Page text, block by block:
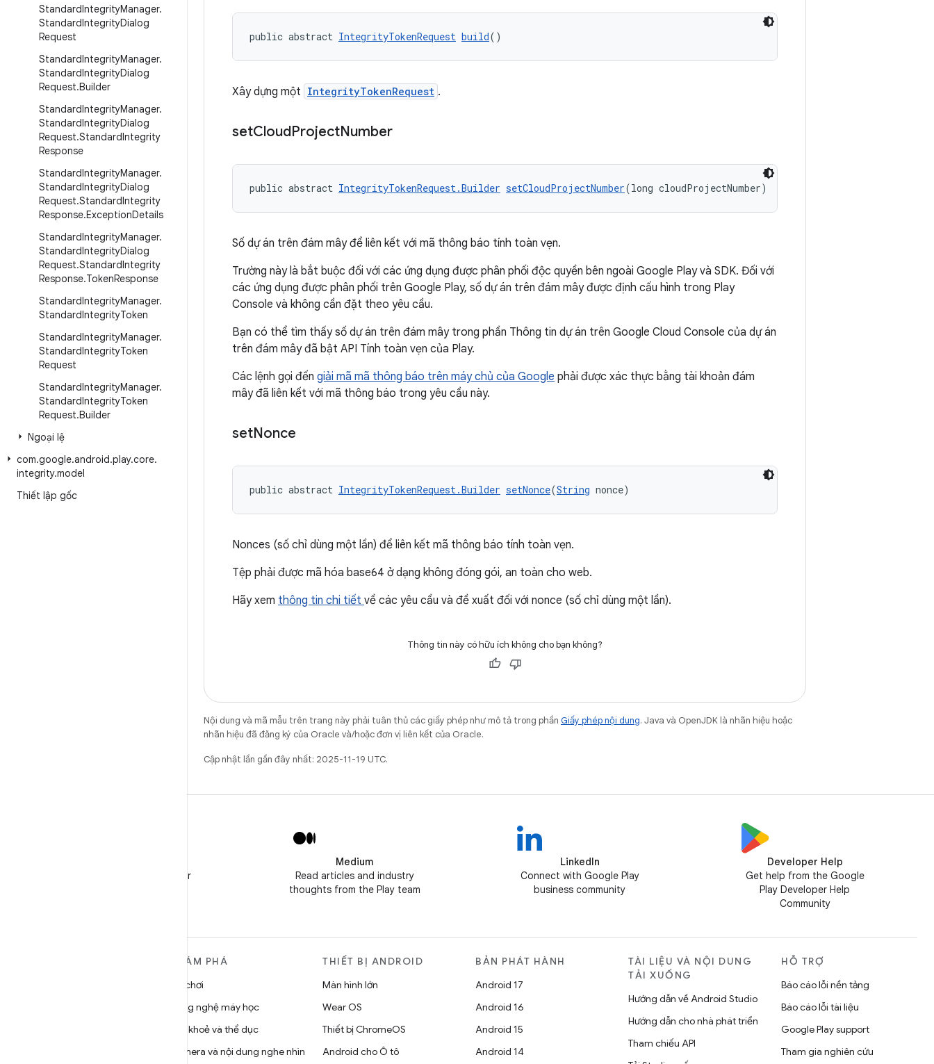
StandardIntegrityManager.
StandardIntegrityDialog
Request
StandardIntegrityManager.
StandardIntegrityDialog
Request.Builder
StandardIntegrityManager.
StandardIntegrityDialog
Request.StandardIntegrity
Response
StandardIntegrityManager.
StandardIntegrityDialog
Request.StandardIntegrity
Response.ExceptionDetails
StandardIntegrityManager.
StandardIntegrityDialog
Request.StandardIntegrity
Response.TokenResponse
StandardIntegrityManager.
StandardIntegrityToken
StandardIntegrityManager.
StandardIntegrityToken
Request
StandardIntegrityManager.
StandardIntegrityToken
Request.Builder
Ngoại lệ
com.google.android.play.core.
integrity.model
Thiết lập gốc
public abstract IntegrityTokenRequest build()
Xây dựng một IntegrityTokenRequest .
setCloudProjectNumber
public abstract IntegrityTokenRequest.Builder setCloudProjectNumber(long cloudProjectNumber)
Số dự án trên đám mây để liên kết với mã thông báo tính toàn vẹn.
Trường này là bắt buộc đối với các ứng dụng được phân phối độc quyền bên ngoài Google Play và SDK. Đối với
các ứng dụng được phân phối trên Google Play, số dự án trên đám mây được định cấu hình trong Play
Console và không cần đặt theo yêu cầu.
Bạn có thể tìm thấy số dự án trên đám mây trong phần Thông tin dự án trên Google Cloud Console của dự án
trên đám mây đã bật API Tính toàn vẹn của Play.
Các lệnh gọi đến giải mã mã thông báo trên máy chủ của Google phải được xác thực bằng tài khoản đám
mây đã liên kết với mã thông báo trong yêu cầu này.
setNonce
public abstract IntegrityTokenRequest.Builder setNonce(String nonce)
Nonces (số chỉ dùng một lần) để liên kết mã thông báo tính toàn vẹn.
Tệp phải được mã hóa base64 ở dạng không đóng gói, an toàn cho web.
Hãy xem thông tin chi tiết về các yêu cầu và đề xuất đối với nonce (số chỉ dùng một lần).
Thông tin này có hữu ích không cho bạn không?
Nội dung và mã mẫu trên trang này phải tuân thủ các giấy phép như mô tả trong phần Giấy phép nội dung. Java và OpenJDK là nhãn hiệu hoặc
nhãn hiệu đã đăng ký của Oracle và/hoặc đơn vị liên kết của Oracle.
Cập nhật lần gần đây nhất: 2025-11-19 UTC.
Follow @GooglePlayBiz for
Medium
Read articles and industry
thoughts from the Play team
LinkedIn
Connect with Google Play
business community
Developer Help
Get help from the Google
Play Developer Help
Community
KHÁM PHÁ
Trò chơi
Công nghệ máy học
Sức khoẻ và thể dục
Camera và nội dung nghe nhìn
THIẾT BỊ ANDROID
Màn hình lớn
Wear OS
Thiết bị ChromeOS
Android cho Ô tô
BẢN PHÁT HÀNH
Android 17
Android 16
Android 15
Android 14
TÀI LIỆU VÀ NỘI DUNG
TẢI XUỐNG
Hướng dẫn về Android Studio
Hướng dẫn cho nhà phát triển
Tham chiếu API
HỖ TRỢ
Báo cáo lỗi nền tảng
Báo cáo lỗi tài liệu
Google Play support
Tham gia nghiên cứu